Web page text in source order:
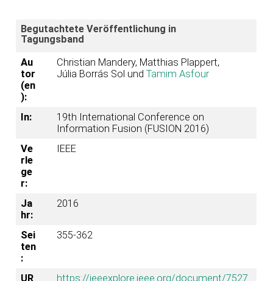
Begutachtete Veröffentlichung in
Tagungsband
Au
tor
(en
):
Christian Mandery, Matthias Plappert,
Júlia Borrás Sol und Tamim Asfour
In:
19th International Conference on
Information Fusion (FUSION 2016)
Ve
rle
ge
r:
IEEE
Ja
hr:
2016
Sei
ten
:
355-362
UR
https://ieeexplore.ieee.org/document/7527